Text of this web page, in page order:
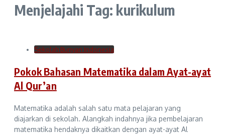
Menjelajahi Tag: kurikulum
Sekolah Bunyan Indonesia
Pokok Bahasan Matematika dalam Ayat-ayat
Al Qur’an
Matematika adalah salah satu mata pelajaran yang
diajarkan di sekolah. Alangkah indahnya jika pembelajaran
matematika hendaknya dikaitkan dengan ayat-ayat Al